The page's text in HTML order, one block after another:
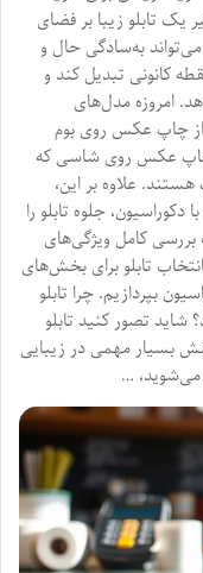
یک تابلو زیبا بر فضای
به‌سادگی حال و
کانونی تبدیل کند و
امروزه مدل‌های
از چاپ عکس روی بوم
چاپ عکس روی شاسی که
علاوه بر این،
جلوه تابلو را
بررسی کامل ویژگی‌های
تابلو برای بخش‌های
بپردازیم. چرا تابلو
شاید تصور کنید تابلو
بسیار مهمی در زیبایی
می‌شوید، …